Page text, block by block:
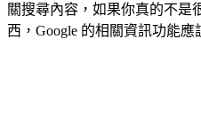
關搜尋內容，如果你真的不是
西，Google 的相關資訊功能應